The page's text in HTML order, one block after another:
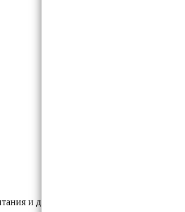
и для коррекции веса.